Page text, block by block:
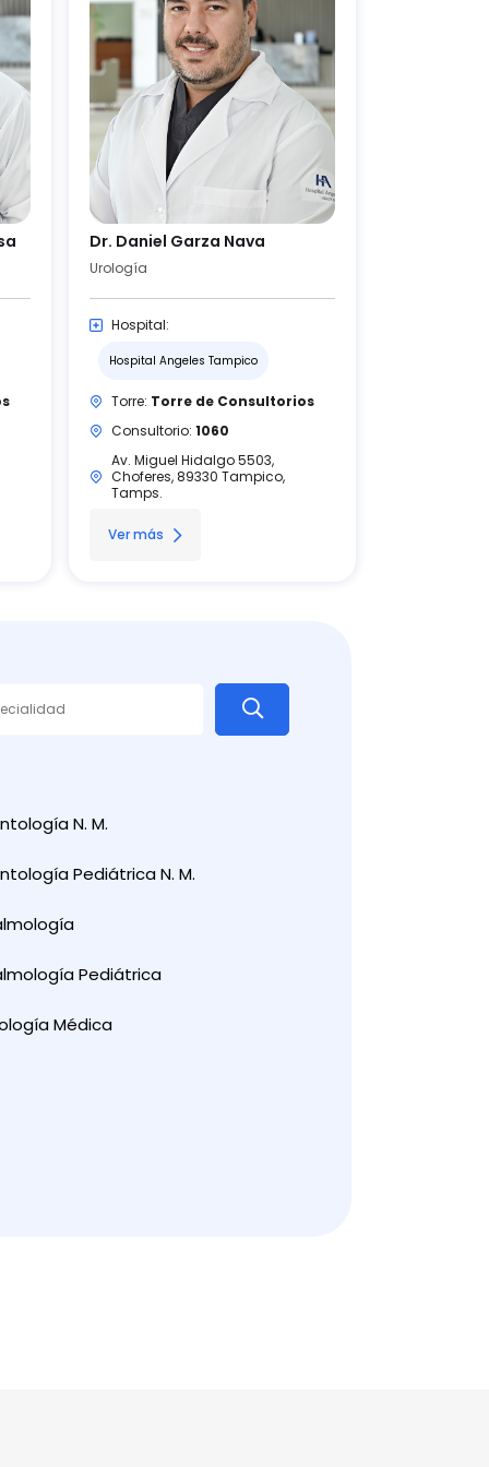
Dr. Daniel Garza Nava
Urología
Hospital:
Hospital Angeles Tampico
Torre: Torre de Consultorios
Consultorio: 1060
Av. Miguel Hidalgo 5503,
Choferes, 89330 Tampico,
Tamps.
Ver más
N. M.
Pediátrica N. M.
Pediátrica
Médica